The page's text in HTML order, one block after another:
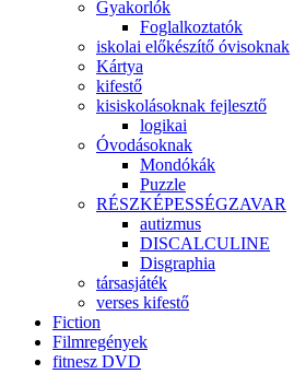
Gyakorlók
Foglalkoztatók
iskolai előkészítő óvisoknak
Kártya
kifestő
kisiskolásoknak fejlesztő
logikai
Óvodásoknak
Mondókák
Puzzle
RÉSZKÉPESSÉGZAVAR
autizmus
DISCALCULINE
Disgraphia
társasjáték
verses kifestő
Fiction
Filmregények
fitnesz DVD